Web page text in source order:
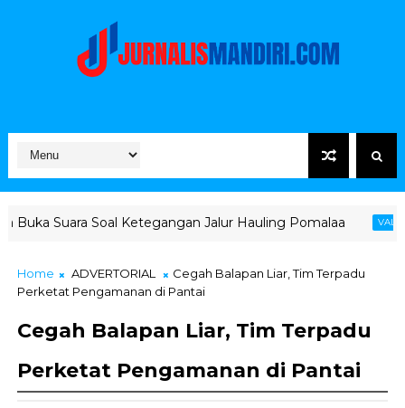
Ketegangan Jalur Hauling Pomalaa VALE MIND ID
Home ADVERTORIAL
Cegah Balapan Liar, Tim Terpadu
Perketat Pengamanan di Pantai
Cegah Balapan Liar, Tim Terpadu
Perketat Pengamanan di Pantai